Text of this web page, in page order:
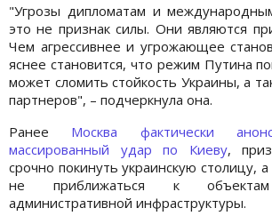
"Угрозы дипломатам и
это не признак силы. Они являются
Чем агрессивнее и угрожающее
яснее становится, что режим Путина
может сломить стойкость Украины, а
партнеров", – подчеркнула она.
Ранее Москва фактически
массированный удар по Киеву,
срочно покинуть украинскую столицу,
не приближаться к
административной инфраструктуры.